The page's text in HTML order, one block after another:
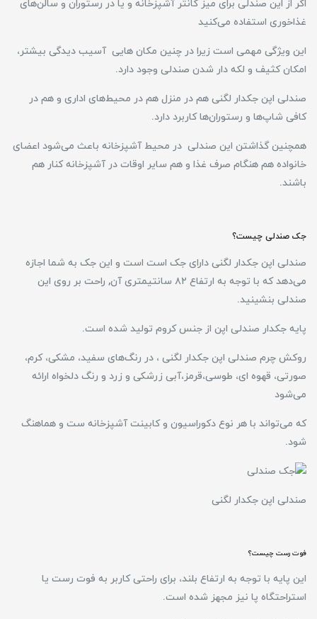
اگر از این صندلی برای میز کانتر آشپزخانه و یا در رستوران و سالن‌های
غذاخوری استفاده می‌کنید
این ویژگی مهمی است زیرا در چنین مکان هایی آسیب دیدگی بیشتر،
امکان کثیف و لکه دار شدن صندلی وجود دارد.
صندلی اپن جکدار لگنی هم در منزل هم در محیط‌های اداری و هم در
کافی شاپ‌ها و رستوران‌ها کاربرد دارد.
همچنین گذاشتن این صندلی در محیط آشپزخانه باعث می‌شود اعضای
خانواده هم هنگام صرف غذا و هم سایر اوقات در آشپزخانه کنار هم
باشند.
جک صندلی چیست؟
صندلی اپن جکدار لگنی دارای جک است است و این جک به شما اجازه
می‌دهد که با توجه به ارتفاع ۸۲ سانتیمتری آن, راحت بر روی این
صندلی بنشینید.
پایه جکدار صندلی اپن از جنس کروم تولید شده است.
روکش چرم صندلی اپن جکدار لگنی ، در رنگ‌های سفید، مشکی، کرم،
صورتی، قهوه ای، طوسی،قرمز،آبی زرشکی و زرد و رنگ دلخواه ارائه
می‌شود
که می‌تواند با هر نوع دکوراسیون و کابینت آشپزخانه ست و هماهنگ
شود.
صندلی اپن جکدار لگنی
فوت رست چیست؟
این پایه با توجه به ارتفاع بلند، برای راحتی کاربر به فوت رست یا
استراحتگاه پا نیز مجهز شده است.